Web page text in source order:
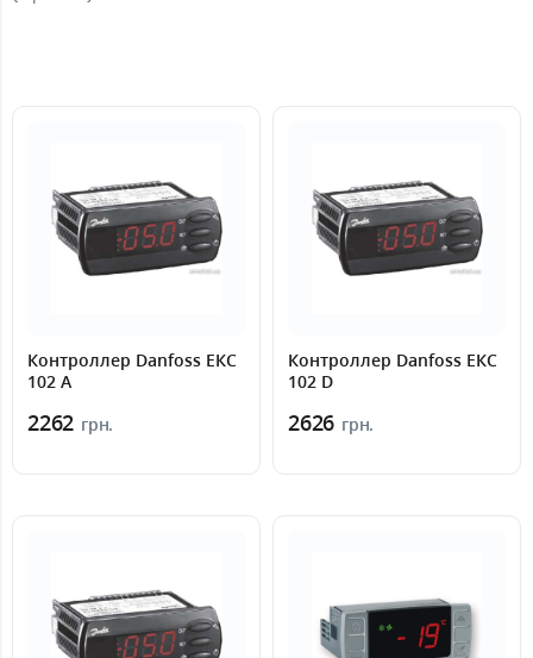
Контроллер Danfoss ЕКС
102 A
2262 грн.
Контроллер Danfoss ЕКС
102 D
2626 грн.